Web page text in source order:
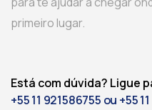
primeiro lugar.
Está com dúvida? Ligue
+55 11 921586755 ou +55